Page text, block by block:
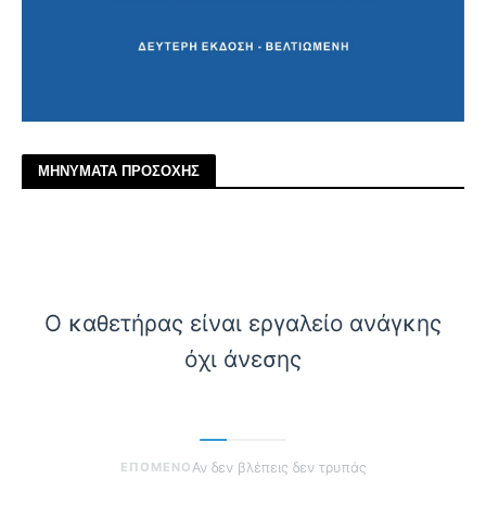
ΜΗΝΥΜΑΤΑ ΠΡΟΣΟΧΗΣ
Ο καθετήρας είναι εργαλείο ανάγκης
όχι άνεσης
ΕΠΟΜΕΝΟΑν δεν βλέπεις δεν τρυπάς